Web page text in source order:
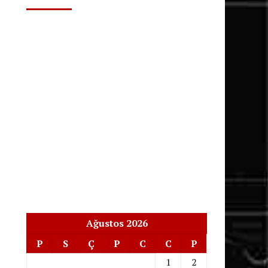
Ağustos 2026
P
S Ç P C C
P
1
2